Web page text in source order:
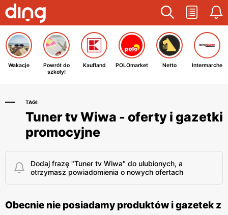
Wakacje
Powrót do
szkoły!
Kaufland POLOmarket Netto Intermarche
TAGI
Tuner tv Wiwa - oferty i gazetki
promocyjne
Dodaj frazę "Tuner tv Wiwa" do ulubionych, a
otrzymasz powiadomienia o nowych ofertach
Obecnie nie posiadamy produktów i gazetek z